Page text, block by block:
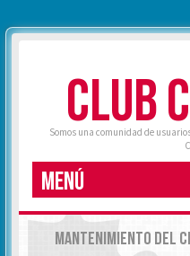
CLUB
Somos una comunidad de
MENÚ
MANTENIMIENTO DEL